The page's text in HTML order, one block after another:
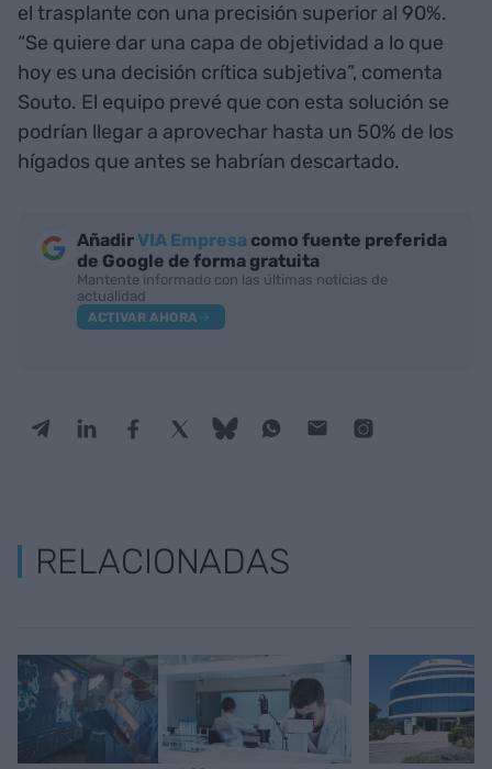
el trasplante con una precisión superior al 90%.
“Se quiere dar una capa de objetividad a lo que
hoy es una decisión crítica subjetiva”, comenta
Souto. El equipo prevé que con esta solución se
podrían llegar a aprovechar hasta un 50% de los
hígados que antes se habrían descartado.
AñadirVIA Empresa como fuente preferida
de Google de forma gratuita
Mantente informado con las últimas noticias de
actualidad
ACTIVAR AHORA
RELACIONADAS